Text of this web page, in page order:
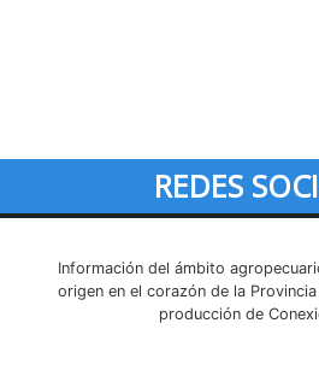
REDES
Información del ámbito
origen en el corazón de la
producción de